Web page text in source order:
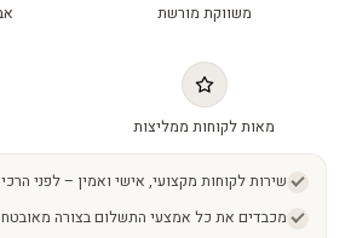
משווקת מורשת
מאות לקוחות ממליצות
שירות לקוחות מקצועי, אישי ואמין – לפני
מכבדים את כל אמצעי התשלום בצורה